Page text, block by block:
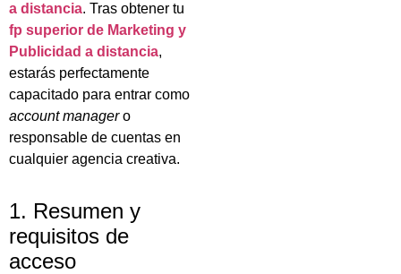
a distancia. Tras obtener tu
fp superior de Marketing y
Publicidad a distancia,
estarás perfectamente
capacitado para entrar como
account managero
responsable de cuentas en
cualquier agencia creativa.
1. Resumen y
requisitos de
acceso